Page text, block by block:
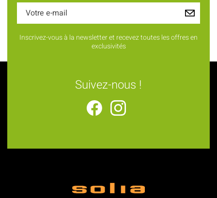
Inscrivez-vous à la newsletter et recevez toutes les offres en
exclusivités
Suivez-nous !